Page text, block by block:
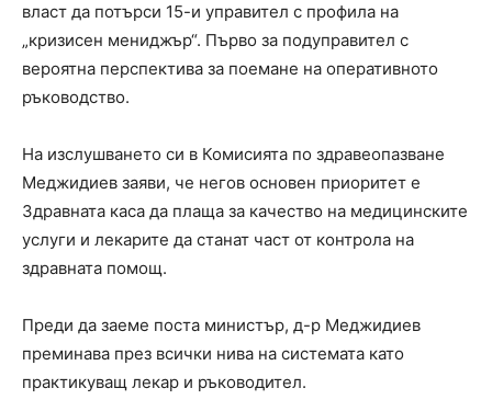
власт да потърси 15-и управител с профила на
„кризисен мениджър“. Първо за подуправител с
вероятна перспектива за поемане на оперативното
ръководство.
На изслушването си в Комисията по здравеопазване
Меджидиев заяви, че негов основен приоритет е
Здравната каса да плаща за качество на медицинските
услуги и лекарите да станат част от контрола на
здравната помощ.
Преди да заеме поста министър, д-р Меджидиев
преминава през всички нива на системата като
практикуващ лекар и ръководител.